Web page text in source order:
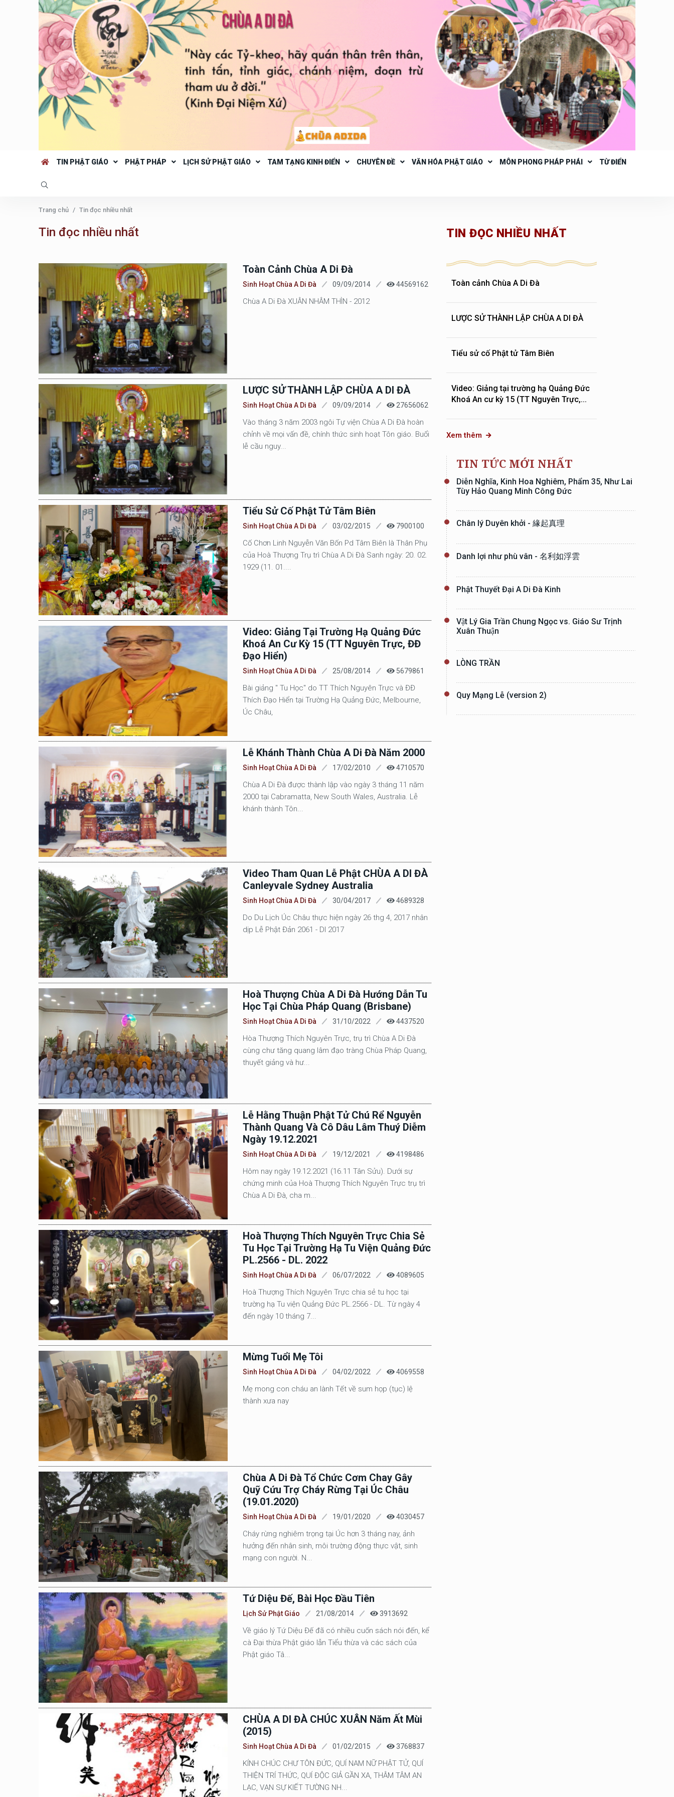
TIN PHẬT GIÁO PHẬT PHÁP LỊCH SỬ PHẬT GIÁO TAM TẠNG KINH ĐIỂN CHUYÊN ĐỀ VĂN HÓA PHẬT GIÁO MÔN PHONG PHÁP PHÁI TỪ ĐIỂN
Trang chủ Tin đọc nhiều nhất
Tin đọc nhiều nhất
Toàn Cảnh Chùa A Di Đà
Sinh Hoạt Chùa A Di Đà 09/09/2014 44569162
Chùa A Di Đà XUÂN NHÂM THÌN - 2012
LƯỢC SỬ THÀNH LẬP CHÙA A DI ĐÀ
Sinh Hoạt Chùa A Di Đà 09/09/2014 27656062
Vào tháng 3 năm 2003 ngôi Tự viện Chùa A Di Đà hoàn
chỉnh về mọi vấn đề, chính thức sinh hoạt Tôn giáo. Buổi
lễ cầu nguy...
Tiểu Sử Cố Phật Tử Tâm Biên
Sinh Hoạt Chùa A Di Đà 03/02/2015 7900100
Cố Chơn Linh Nguyễn Văn Bốn Pd Tâm Biên là Thân Phụ
của Hoà Thượng Trụ trì Chùa A Di Đà Sanh ngày: 20. 02.
1929 (11. 01....
Video: Giảng Tại Trường Hạ Quảng Đức
Khoá An Cư Kỳ 15 (TT Nguyên Trực, ĐĐ
Đạo Hiển)
Sinh Hoạt Chùa A Di Đà 25/08/2014 5679861
Bài giảng " Tu Học" do TT Thích Nguyên Trực và ĐĐ
Thích Đạo Hiển tại Trường Hạ Quảng Đức, Melbourne,
Úc Châu,
Lễ Khánh Thành Chùa A Di Đà Năm 2000
Sinh Hoạt Chùa A Di Đà 17/02/2010 4710570
Chùa A Di Đà được thành lập vào ngày 3 tháng 11 năm
2000 tại Cabramatta, New South Wales, Australia. Lễ
khánh thành Tôn...
Video Tham Quan Lễ Phật CHÙA A DI ĐÀ
Canleyvale Sydney Australia
Sinh Hoạt Chùa A Di Đà 30/04/2017 4689328
Do Du Lịch Úc Châu thực hiện ngày 26 thg 4, 2017 nhân
dịp Lễ Phật Đản 2061 - Dl 2017
Hoà Thượng Chùa A Di Đà Hướng Dẫn Tu
Học Tại Chùa Pháp Quang (Brisbane)
Sinh Hoạt Chùa A Di Đà 31/10/2022 4437520
Hòa Thượng Thích Nguyên Trực, trụ trì Chùa A Di Đà
cùng chư tăng quang lâm đạo tràng Chùa Pháp Quang,
thuyết giảng và hư...
Lễ Hằng Thuận Phật Tử Chú Rể Nguyễn
Thành Quang Và Cô Dâu Lâm Thuý Diễm
Ngày 19.12.2021
Sinh Hoạt Chùa A Di Đà 19/12/2021 4198486
Hôm nay ngày 19.12.2021 (16.11 Tân Sửu). Dưới sự
chứng minh của Hoà Thượng Thích Nguyên Trực trụ trì
Chùa A Di Đà, cha m...
Hoà Thượng Thích Nguyên Trực Chia Sẻ
Tu Học Tại Trường Hạ Tu Viện Quảng Đức
PL.2566 - DL. 2022
Sinh Hoạt Chùa A Di Đà 06/07/2022 4089605
Hoà Thượng Thích Nguyên Trực chia sẻ tu học tại
trường hạ Tu viện Quảng Đức PL.2566 - DL. Từ ngày 4
đến ngày 10 tháng 7...
Mừng Tuổi Mẹ Tôi
Sinh Hoạt Chùa A Di Đà 04/02/2022 4069558
Mẹ mong con cháu an lành Tết về sum họp (tục) lệ
thành xưa nay
Chùa A Di Đà Tổ Chức Cơm Chay Gây
Quỹ Cứu Trợ Cháy Rừng Tại Úc Châu
(19.01.2020)
Sinh Hoạt Chùa A Di Đà 19/01/2020 4030457
Cháy rừng nghiêm trọng tại Úc hơn 3 tháng nay, ảnh
hưởng đến nhân sinh, môi trường động thực vật, sinh
mạng con người. N...
Tứ Diệu Đế, Bài Học Đầu Tiên
Lịch Sử Phật Giáo 21/08/2014 3913692
Về giáo lý Tứ Diệu Đế đã có nhiều cuốn sách nói đến, kể
cà Đại thừa Phật giáo lẫn Tiểu thừa và các sách của
Phật giáo Tâ...
CHÙA A DI ĐÀ CHÚC XUÂN Năm Ất Mùi
(2015)
Sinh Hoạt Chùa A Di Đà 01/02/2015 3768837
KÍNH CHÚC CHƯ TÔN ĐỨC, QUÍ NAM NỮ PHẬT TỬ, QUÍ
THIỆN TRÍ THỨC, QUÍ ĐỘC GIẢ GẦN XA, THÂM TÂM AN
LẠC, VẠN SỰ KIẾT TƯỜNG NH...
TIN ĐỌC NHIỀU NHẤT
Toàn cảnh Chùa A Di Đà
LƯỢC SỬ THÀNH LẬP CHÙA A DI ĐÀ
Tiểu sử cố Phật tử Tâm Biên
Video: Giảng tại trường hạ Quảng Đức
Khoá An cư kỳ 15 (TT Nguyên Trực,...
Xem thêm
TIN TỨC MỚI NHẤT
Diễn Nghĩa, Kinh Hoa Nghiêm, Phẩm 35, Như Lai
Tùy Hảo Quang Minh Công Đức
Chân lý Duyên khởi - 緣起真理
Danh lợi như phù vân - 名利如浮雲
Phật Thuyết Đại A Di Đà Kinh
Vật Lý Gia Trần Chung Ngọc vs. Giáo Sư Trịnh
Xuân Thuận
LÒNG TRẦN
Quy Mạng Lễ (version 2)